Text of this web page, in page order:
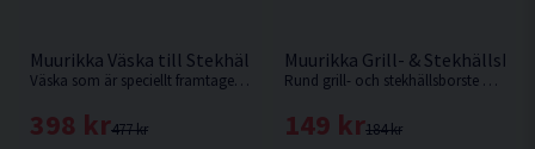
Muurikka Väska till Stekhällsset 48SL
Väska som är speciellt framtagen för att passa stekhällsset 48SL
477 kr
398 kr
Muurikka Grill- &
Rund grill- och stekhällsborste med ergonomiskt handtag.
184 kr
149 kr